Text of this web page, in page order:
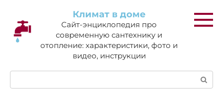
контенту
Климат в доме
Сайт-энциклопедия про
современную сантехнику и
отопление: характеристики, фото и
видео, инструкции
Поиск: